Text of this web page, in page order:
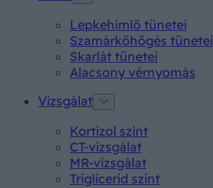
Lepkehimlő tünetei
Szamárköhögés tünetei
Skarlát tünetei
Alacsony vérnyomás
Vizsgálat
Kortizol szint
CT-vizsgálat
MR-vizsgálat
Triglicerid szint